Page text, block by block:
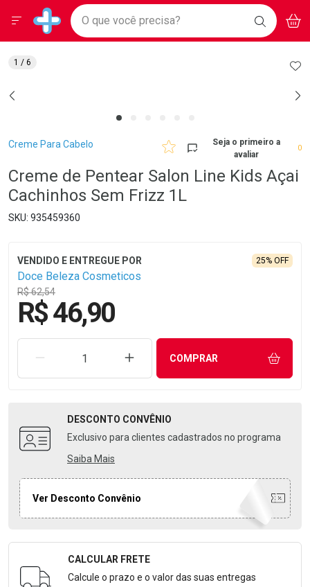
Drogarias Pacheco
Baixe nosso APP e aproveite Ofertas Exclusivas!
BAIXE
O APP
Ir direto para a home
pela página
Ir direto para o conteúdo
Ir direto para a busca
Ir direto para a conta
Faça a sua busca
O que você precisa? BUSCAR
Menu
Breadcrumb
Creme Para Cabelo
Seja o primeiro a
avaliar
0
Creme de Pentear Salon Line Kids Açai
Cachinhos Sem Frizz 1L
935459360
Doce Beleza Cosmeticos
R$ 62,54
25% OFF
R$ 46,90
REMOVER UMA UNIDADEAUMENTAR UMA UNIDADE
COMPRAR
DESCONTO CONVÊNIO
Exclusivo para clientes cadastrados no programa
Saiba Mais
Ver Desconto Convênio
Formulário para Calcular o Frete
CALCULAR FRETE
Calcule o prazo e o valor das suas entregas
1 / 6